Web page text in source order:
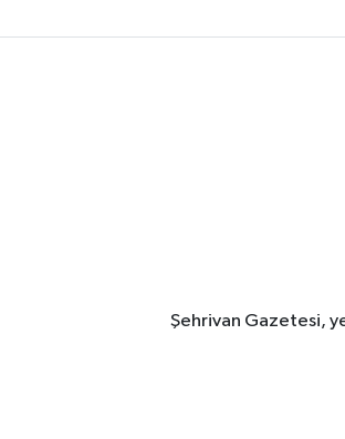
Şehrivan Gazetesi,